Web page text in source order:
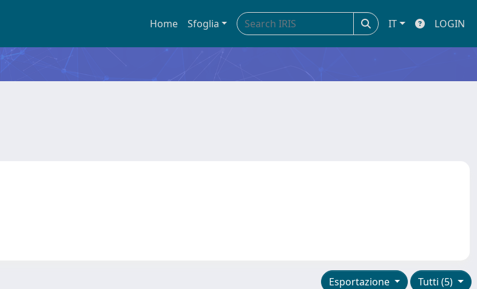
Home Sfoglia IT LOGIN
Tutti (5)
Esportazione